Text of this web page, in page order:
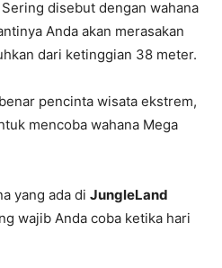
disebut dengan wahana
Anda akan merasakan
dari ketinggian 38 meter.
pencinta wisata ekstrem,
mencoba wahana Mega
yang ada di JungleLand
wajib Anda coba ketika hari